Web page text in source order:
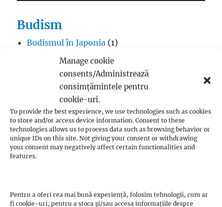
Manage cookie
consents/Administrează
consimțămintele pentru
cookie-uri.
To provide the best experience, we use technologies such as cookies
to store and/or access device information. Consent to these
technologies allows us to process data such as browsing behavior or
unique IDs on this site. Not giving your consent or withdrawing
your consent may negatively affect certain functionalities and
features.
Pentru a oferi cea mai bună experiență, folosim tehnologii, cum ar
fi cookie-uri, pentru a stoca și/sau accesa informațiile despre
Budism
Budismul în Japonia (1)
Interviuri cu Dalai Lama
Meditația budistă(1)
Patriarhi Tiantai(1)
Termeni în budism
Creștinism
Anabaptism(28)
Andreas Karlstadt(1)